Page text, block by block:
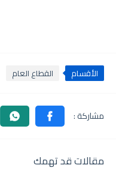
الأقسام القطاع العام
مقالات قد تهمك